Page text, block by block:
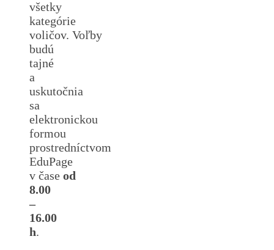
všetky
kategórie
voličov. Voľby
budú
tajné
a
uskutočnia
sa
elektronickou
formou
prostredníctvom
EduPage
v čase od
8.00
–
16.00
h.